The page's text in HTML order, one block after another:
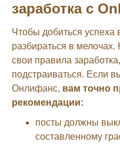
заработка с
Чтобы добиться
разбираться в
свои правила
подстраиваться. Если
Онлифанс, вам точно
рекомендации:
посты должны
составленному